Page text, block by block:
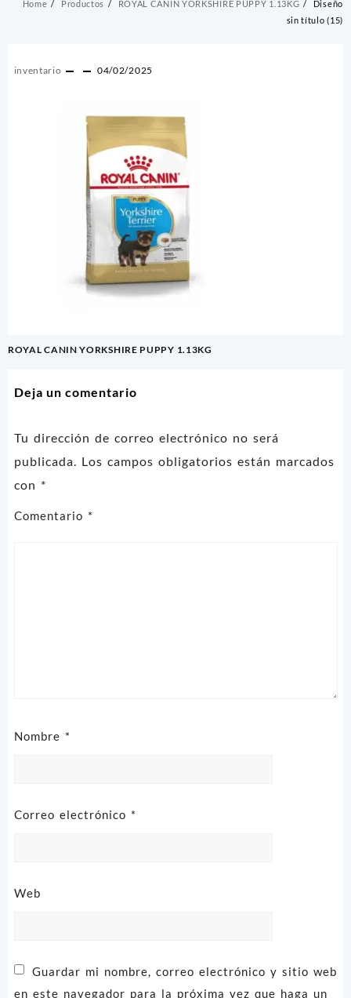
Home Productos ROYAL CANIN YORKSHIRE PUPPY 1.13KG
Diseño
sin título (15)
inventario 04/02/2025
Navegación
ROYAL CANIN YORKSHIRE PUPPY 1.13KG
Deja un comentario
Tu dirección de correo electrónico no será
publicada. Los campos obligatorios están marcados
con *
Comentario *
Nombre *
Correo electrónico *
Web
Guardar mi nombre, correo electrónico y sitio web
en este navegador para la próxima vez que haga un